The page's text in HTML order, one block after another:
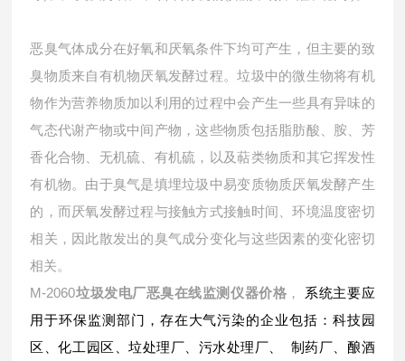
恶臭气体成分在好氧和厌氧条件下均可产生，但主要的致
臭物质来自有机物厌氧发酵过程。垃圾中的微生物将有机
物作为营养物质加以利用的过程中会产生一些具有异味的
气态代谢产物或中间产物，这些物质包括脂肪酸、胺、芳
香化合物、无机硫、有机硫，以及萜类物质和其它挥发性
有机物。由于臭气是填埋垃圾中易变质物质厌氧发酵产生
的，而厌氧发酵过程与接触方式接触时间、环境温度密切
相关，因此散发出的臭气成分变化与这些因素的变化密切
相关。
M-2060垃圾发电厂恶臭在线监测仪器价格 ， 系统主要应
用于环保监测部门，存在大气污染的企业包括：科技园
区、化工园区、垃处理厂、污水处理厂、 制药厂、酿酒